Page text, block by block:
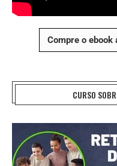
Compre o ebook
CURSO